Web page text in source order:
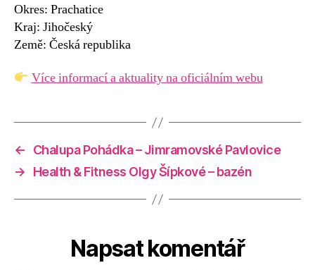
Okres: Prachatice
Kraj: Jihočeský
Země: Česká republika
Více informací a aktuality na oficiálním webu
←
Chalupa Pohádka – Jimramovské Pavlovice
→
Health & Fitness Olgy Šípkové – bazén
Napsat komentář